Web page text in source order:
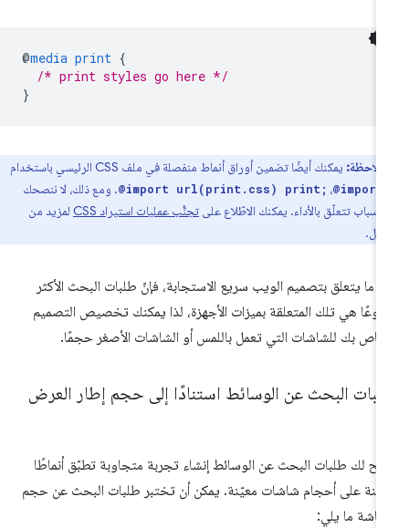
@media print
/* print styles go here */
ملاحظة:
يمكنك أيضًا تضمين أوراق أنماط منفصلة في ملف CSS الرئيسي باستخدام
@import،@import url(print.css) print;. ومع ذلك، لا ننصحك
تتعلّق بالأداء. يمكنك الاطّلاع على تجنُّب عمليات استيراد CSS
لمزيد من
ما يتعلق بتصميم الويب سريع الاستجابة، فإنّ طلبات البحث الأكثر
هي تلك المتعلقة بميزات الأجهزة، لذا يمكنك تخصيص التصميم
بك للشاشات التي تعمل باللمس أو الشاشات الأصغر حجمًا.
البحث عن الوسائط استنادًا إلى حجم إطار العرض
لك طلبات البحث عن الوسائط إنشاء تجربة متجاوبة تطبّق أنماطًا
على أحجام شاشات معيّنة. يمكن أن تختبر طلبات البحث عن حجم
ما يلي: